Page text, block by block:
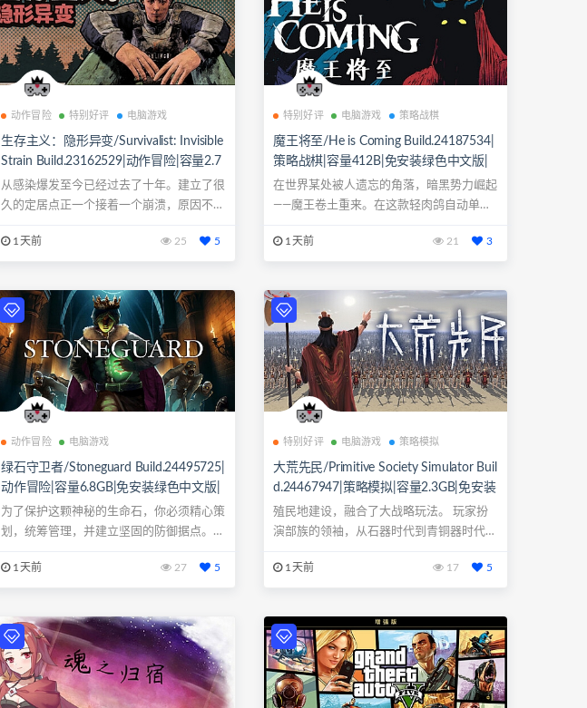
动作冒险 特别好评 电脑游戏
生存主义：隐形异变/Survivalist: Invisible
Strain Build.23162529|动作冒险|容量2.7
GB|免安装绿色中文版|支持键盘.鼠标.手
柄
从感染爆发至今已经过去了十年。建立了很
久的定居点正一个接着一个崩溃，原因不得
1天前 25 5
特别好评 电脑游戏 策略战棋
魔王将至/He is Coming Build.24187534|
策略战棋|容量412B|免安装绿色中文版|
支持键盘.鼠标.手柄
在世界某处被人遗忘的角落，暗黑势力崛起
——魔王卷土重来。在这款轻肉鸽自动单机
1天前 21 3
动作冒险 电脑游戏
绿石守卫者/Stoneguard Build.24495725|
动作冒险|容量6.8GB|免安装绿色中文版|
支持键盘.鼠标
为了保护这颗神秘的生命石，你必须精心策
划，统筹管理，并建立坚固的防御据点。率
1天前 27 5
特别好评 电脑游戏 策略模拟
大荒先民/Primitive Society Simulator Buil
d.24467947|策略模拟|容量2.3GB|免安装
绿色中文版|支持键盘.鼠标.手柄
殖民地建设，融合了大战略玩法。 玩家扮
演部族的领袖，从石器时代到青铜器时代，
1天前 17 5